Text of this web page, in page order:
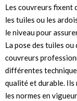
Les couvreurs fixent
les tuiles ou les
le niveau pour
La pose des tuiles ou
couvreurs
différentes
qualité et durable. Ils
les normes en